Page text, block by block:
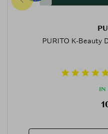
PURITO K-Beauty
IN